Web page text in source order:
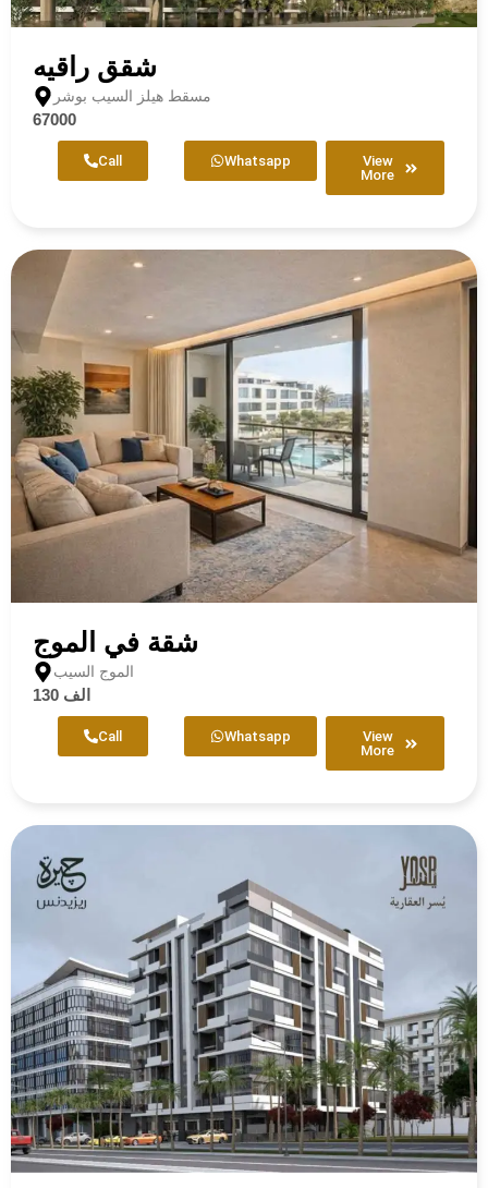
شقق راقيه
مسقط هيلز السيب بوشر
67000
Call Whatsapp
View
More
شقة في الموج
الموج السيب
130 الف
Call Whatsapp
View
More